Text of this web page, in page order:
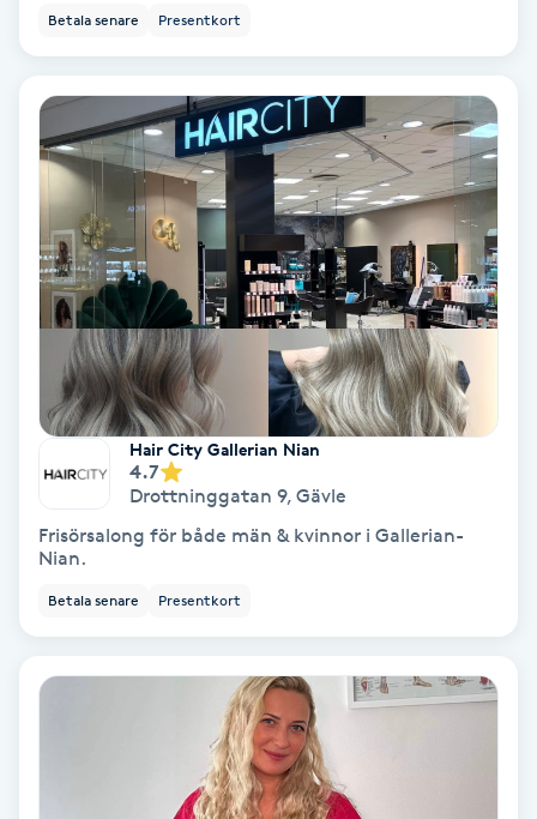
Japansk massage
K18
Katun fransar
Kemisk peeling
Keratinbehandling
Kinesiologi
Kinesisk medicin
Kiropraktik
Betala senare Presentkort
Hair City Gallerian Nian
4.7
Drottninggatan 9, Gävle
Frisörsalong för både män & kvinnor i Gallerian-
Nian.
Betala senare Presentkort